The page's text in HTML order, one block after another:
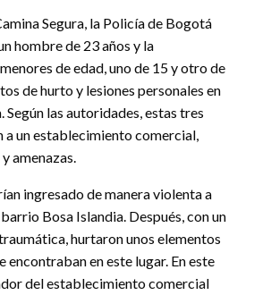
Segura, la Policía de Bogotá
hombre de 23 años y la
de edad, uno de 15 y otro de
de hurto y lesiones personales en
Según las autoridades, estas tres
a un establecimiento comercial,
amenazas.
ingresado de manera violenta a
Bosa Islandia. Después, con un
hurtaron unos elementos
encontraban en este lugar. En este
del establecimiento comercial